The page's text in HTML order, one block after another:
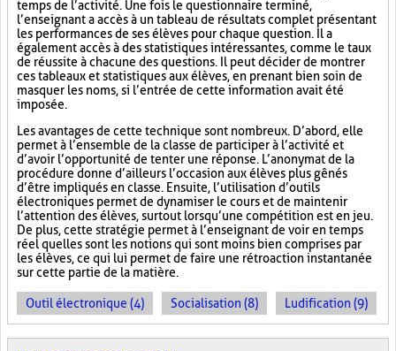
temps de l’activité. Une fois le questionnaire terminé,
l’enseignant a accès à un tableau de résultats complet présentant
les performances de ses élèves pour chaque question. Il a
également accès à des statistiques intéressantes, comme le taux
de réussite à chacune des questions. Il peut décider de montrer
ces tableaux et statistiques aux élèves, en prenant bien soin de
masquer les noms, si l’entrée de cette information avait été
imposée.
Les avantages de cette technique sont nombreux. D’abord, elle
permet à l’ensemble de la classe de participer à l’activité et
d’avoir l’opportunité de tenter une réponse. L’anonymat de la
procédure donne d’ailleurs l’occasion aux élèves plus gênés
d’être impliqués en classe. Ensuite, l’utilisation d’outils
électroniques permet de dynamiser le cours et de maintenir
l’attention des élèves, surtout lorsqu’une compétition est en jeu.
De plus, cette stratégie permet à l’enseignant de voir en temps
réel quelles sont les notions qui sont moins bien comprises par
les élèves, ce qui lui permet de faire une rétroaction instantanée
sur cette partie de la matière.
Outil électronique (4) Socialisation (8) Ludification (9)